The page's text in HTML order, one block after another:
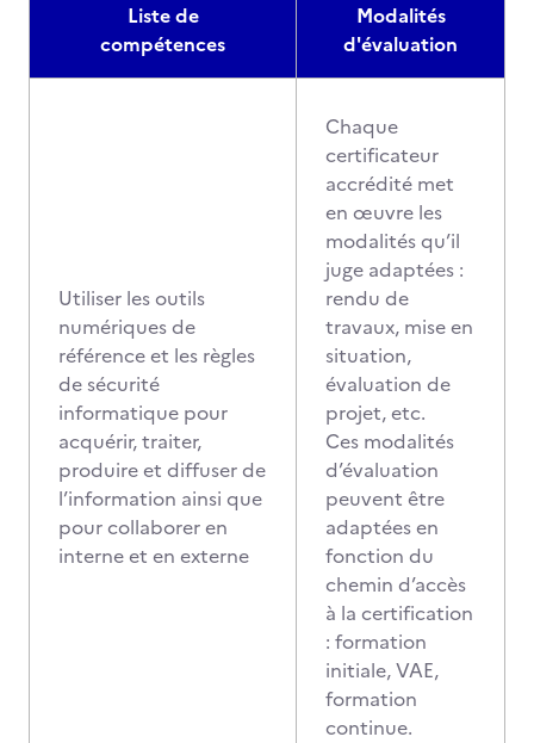
Liste de
compétences
Modalités
d'évaluation
Utiliser les outils
numériques de
référence et les règles
de sécurité
informatique pour
acquérir, traiter,
produire et diffuser de
l’information ainsi que
pour collaborer en
interne et en externe
Chaque
certificateur
accrédité met
en œuvre les
modalités qu’il
juge adaptées :
rendu de
travaux, mise en
situation,
évaluation de
projet, etc.
Ces modalités
d’évaluation
peuvent être
adaptées en
fonction du
chemin d’accès
à la certification
: formation
initiale, VAE,
formation
continue.